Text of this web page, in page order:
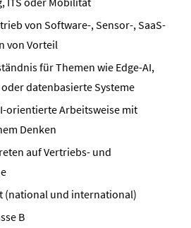
von Software-, Sensor-, SaaS-
von Vorteil
für Themen wie Edge-AI,
datenbasierte Systeme
orientierte Arbeitsweise mit
Denken
auf Vertriebs- und
(national und international)
B